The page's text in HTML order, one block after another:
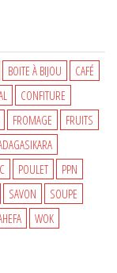
BOITE À BIJOU
CAFÉ
CONFITURE
FROMAGE
FRUITS
POULET
PPN
SAVON
SOUPE
WOK